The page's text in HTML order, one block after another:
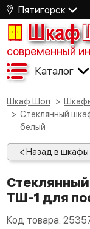
Пятигорск
Шкаф
современный
Каталог
Шкаф Шоп
Стеклянный шкаф-витрина Толедо ТШ-1 для посуды
белый
< Назад в шкафы
Стеклянный шкаф-витрина Толедо
ТШ-1 для
Код товара: